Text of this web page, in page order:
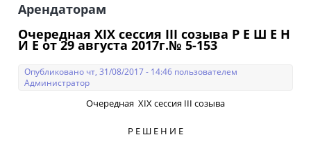
Арендаторам
Очередная ХIХ сессия III созыва Р Е Ш Е Н
И Е от 29 августа 2017г.№ 5-153
Опубликовано чт, 31/08/2017 - 14:46 пользователем
Администратор
Очередная ХIХ сессия III созыва
Р Е Ш Е Н И Е